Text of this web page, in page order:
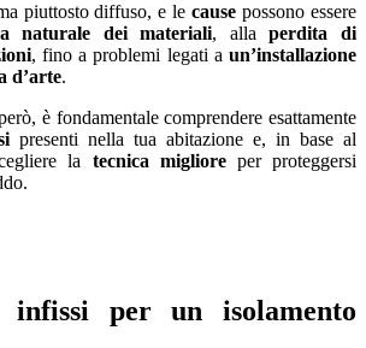
piuttosto diffuso, e lecausepossono essere
naturale dei materiali, allaperdita di
, fino a problemi legati a un’installazione
d’arte.
è fondamentale comprendere esattamente
presenti nella tua abitazione e, in base al
la tecnica miglioreper proteggersi
infissi per un isolamento